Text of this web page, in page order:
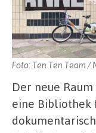
Foto: Ten Ten Team /
Der neue
eine Bibliothek